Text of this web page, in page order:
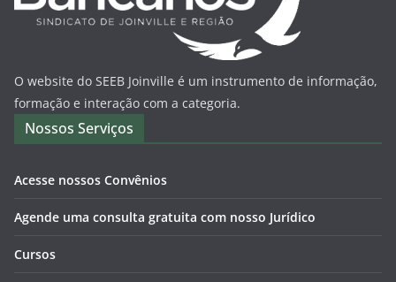
O website do SEEB Joinville é um instrumento de informação,
formação e interação com a categoria.
Nossos Serviços
Acesse nossos Convênios
Agende uma consulta gratuita com nosso Jurídico
Cursos